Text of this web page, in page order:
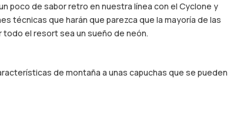
poco de sabor retro en nuestra línea con el Cyclone y
técnicas que harán que parezca que la mayoría de las
el resort sea un sueño de neón.
de montaña a unas capuchas que se pueden